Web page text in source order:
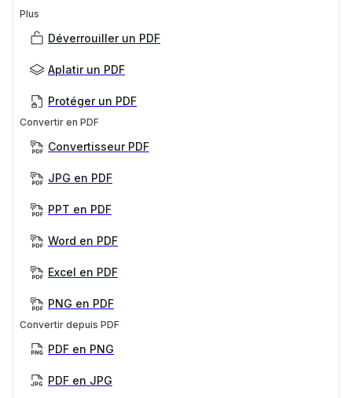
Plus
Déverrouiller un PDF
Aplatir un PDF
Protéger un PDF
Convertir en PDF
Convertisseur PDF
JPG en PDF
PPT en PDF
Word en PDF
Excel en PDF
PNG en PDF
Convertir depuis PDF
PDF en PNG
PDF en JPG